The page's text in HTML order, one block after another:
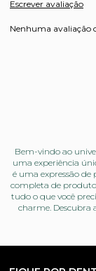
Escrever avaliação
Nenhuma avaliação
Bem-vindo ao
uma experiência
é uma expressão
completa de
tudo o que você
charme. Descubra